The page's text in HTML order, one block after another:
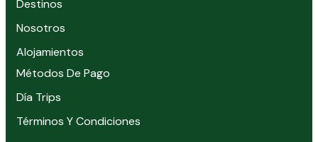
Destinos
Nosotros
Alojamientos
Métodos De Pago
Día Trips
Términos Y Condiciones